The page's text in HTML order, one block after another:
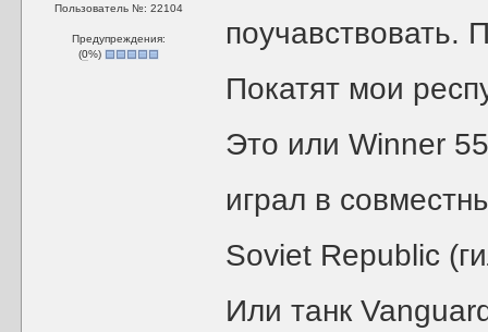
Пользователь №: 22104
Предупреждения:
(0%)
поучавствовать.
Покатят мои
Это или Winner
играл в
Soviet Republic
Или танк